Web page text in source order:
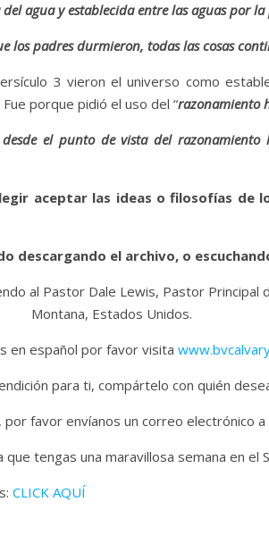
agua y establecida entre las aguas por la
los padres durmieron, todas las cosas
3 vieron el universo como
porque pidió el uso del “razonamiento
el punto de vista del
aceptar las ideas o filosofías de
descargando el archivo, o
al Pastor Dale Lewis, Pastor
Montana, Estados Unidos.
en español por favor visita
para ti, compártelo con quién
favor envíanos un correo electrónico a
que tengas una maravillosa semana en el
CLICK AQUÍ